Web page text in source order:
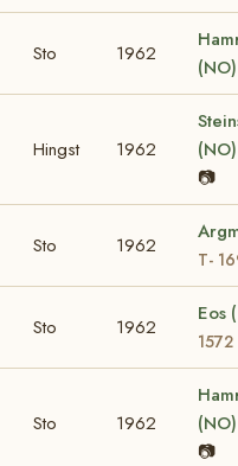
Sto 1962
Hingst 1962
📷
Sto 1962
T-
Sto 1962
Eos
1572
Sto 1962
📷